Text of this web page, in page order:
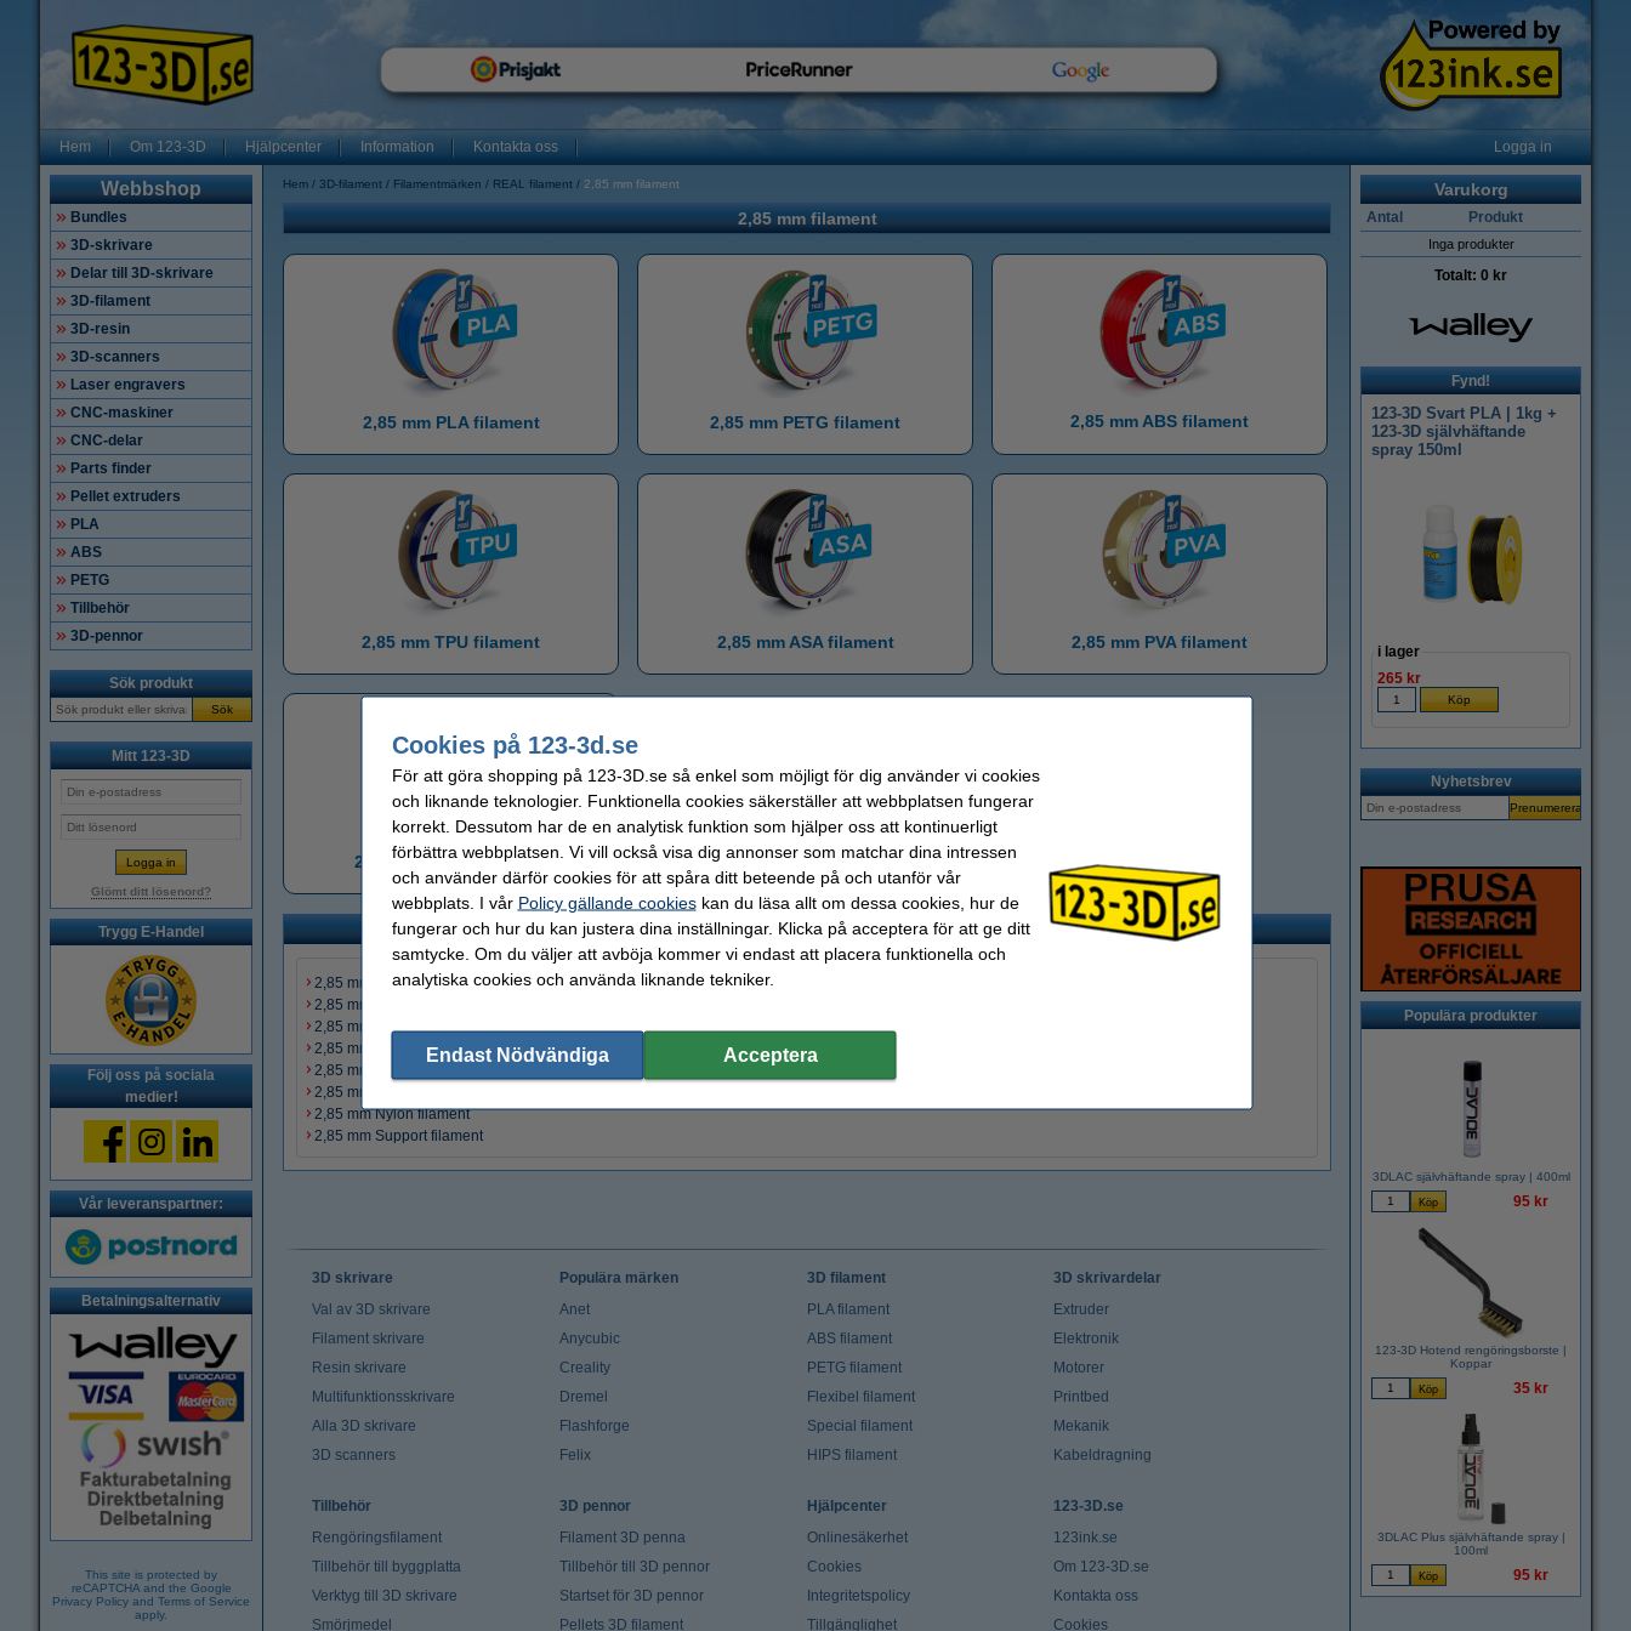
Hem Om 123-3D Hjälpcenter Information Kontakta oss Logga in
Webbshop
Bundles
3D-skrivare
Delar till 3D-skrivare
3D-filament
3D-resin
3D-scanners
Laser engravers
CNC-maskiner
CNC-delar
Parts finder
Pellet extruders
PLA
ABS
PETG
Tillbehör
3D-pennor
Sök produkt
Sök
Mitt 123-3D
Glömt ditt lösenord?
Trygg E-Handel
Följ oss på sociala
medier!
Vår leveranspartner:
Betalningsalternativ
This site is protected by
reCAPTCHA and the Google
Privacy Policy and Terms of Service
apply.
Hem 3D-filament Filamentmärken REAL filament 2,85 mm filament
2,85 mm filament
2,85 mm PLA filament 2,85 mm PETG filament 2,85 mm ABS filament
2,85 mm TPU filament 2,85 mm ASA filament 2,85 mm PVA filament
2,85 mm Nylon filament
2,85 mm filament
2,85 mm PLA filament
2,85 mm PETG filament
2,85 mm ABS filament
2,85 mm TPU filament
2,85 mm ASA filament
2,85 mm PVA filament
2,85 mm Nylon filament
2,85 mm Support filament
Varukorg
Antal Produkt
Inga produkter
Totalt: 0 kr
Fynd!
123-3D Svart PLA | 1kg +
123-3D självhäftande
spray 150ml
i lager
265 kr
Nyhetsbrev
Populära produkter
3DLAC självhäftande spray | 400ml
95 kr
123-3D Hotend rengöringsborste |
Koppar
35 kr
3DLAC Plus självhäftande spray |
100ml
95 kr
3D skrivare
Val av 3D skrivare
Filament skrivare
Resin skrivare
Multifunktionsskrivare
Alla 3D skrivare
3D scanners
Populära märken
Anet
Anycubic
Creality
Dremel
Flashforge
Felix
3D filament
PLA filament
ABS filament
PETG filament
Flexibel filament
Special filament
HIPS filament
3D skrivardelar
Extruder
Elektronik
Motorer
Printbed
Mekanik
Kabeldragning
Tillbehör
Rengöringsfilament
Tillbehör till byggplatta
Verktyg till 3D skrivare
Smörjmedel
3D pennor
Filament 3D penna
Tillbehör till 3D pennor
Startset för 3D pennor
Pellets 3D filament
Hjälpcenter
Onlinesäkerhet
Cookies
Integritetspolicy
Tillgänglighet
123-3D.se
123ink.se
Om 123-3D.se
Kontakta oss
Cookies
Cookies på 123-3d.se
För att göra shopping på 123-3D.se så enkel som möjligt för dig använder vi cookies
och liknande teknologier. Funktionella cookies säkerställer att webbplatsen fungerar
korrekt. Dessutom har de en analytisk funktion som hjälper oss att kontinuerligt
förbättra webbplatsen. Vi vill också visa dig annonser som matchar dina intressen
och använder därför cookies för att spåra ditt beteende på och utanför vår
webbplats. I vår Policy gällande cookieskan du läsa allt om dessa cookies, hur de
fungerar och hur du kan justera dina inställningar. Klicka på acceptera för att ge ditt
samtycke. Om du väljer att avböja kommer vi endast att placera funktionella och
analytiska cookies och använda liknande tekniker.
Endast Nödvändiga Acceptera